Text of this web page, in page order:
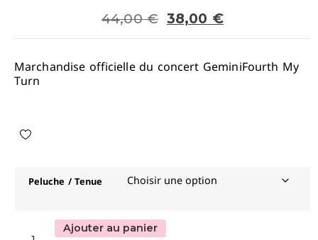
44,00€ 38,00 €
Marchandise officielle du concert GeminiFourth My
Turn
Peluche / Tenue
Ajouter au panier